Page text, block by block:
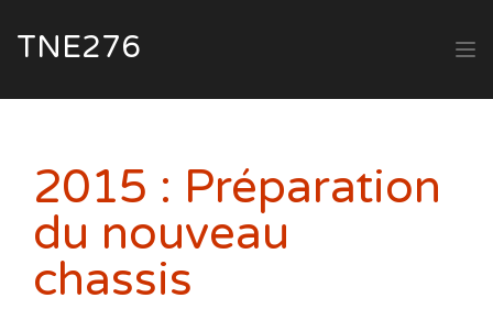
TNE276
2015 : Préparation
du nouveau
chassis